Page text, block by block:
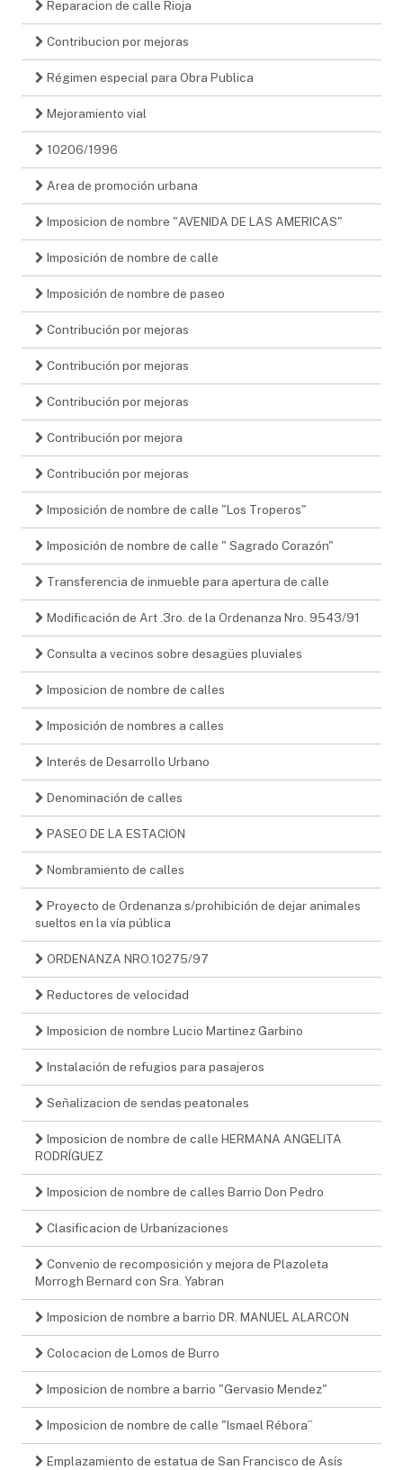
Reparacion de calle Rioja
Contribucion por mejoras
Régimen especial para Obra Publica
Mejoramiento vial
10206/1996
Area de promoción urbana
Imposicion de nombre "AVENIDA DE LAS AMERICAS"
Imposición de nombre de calle
Imposición de nombre de paseo
Contribución por mejoras
Contribución por mejoras
Contribución por mejoras
Contribución por mejora
Contribución por mejoras
Imposición de nombre de calle "Los Troperos"
Imposición de nombre de calle " Sagrado Corazón"
Transferencia de inmueble para apertura de calle
Modificación de Art .3ro. de la Ordenanza Nro. 9543/91
Consulta a vecinos sobre desagües pluviales
Imposicion de nombre de calles
Imposición de nombres a calles
Interés de Desarrollo Urbano
Denominación de calles
PASEO DE LA ESTACION
Nombramiento de calles
Proyecto de Ordenanza s/prohibición de dejar animales
sueltos en la vía pública
ORDENANZA NRO.10275/97
Reductores de velocidad
Imposicion de nombre Lucio Martinez Garbino
Instalación de refugios para pasajeros
Señalizacion de sendas peatonales
Imposicion de nombre de calle HERMANA ANGELITA
RODRÍGUEZ
Imposicion de nombre de calles Barrio Don Pedro
Clasificacion de Urbanizaciones
Convenio de recomposición y mejora de Plazoleta
Morrogh Bernard con Sra. Yabran
Imposicion de nombre a barrio DR. MANUEL ALARCON
Colocacion de Lomos de Burro
Imposicion de nombre a barrio "Gervasio Mendez"
Imposicion de nombre de calle "Ismael Rébora”
Emplazamiento de estatua de San Francisco de Asís